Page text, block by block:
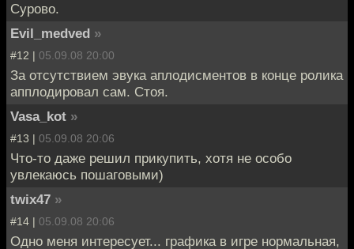
Cурово.
Evil_medved »
#12 | 05.09.08 20:00
За отсутствием эвука аплодисментов в конце ролика
апплодировал сам. Стоя.
Vasa_kot »
#13 | 05.09.08 20:06
Что-то даже решил прикупить, хотя не особо
увлекаюсь пошаговыми)
twix47 »
#14 | 05.09.08 20:06
Одно меня интересует... графика в игре нормальная,